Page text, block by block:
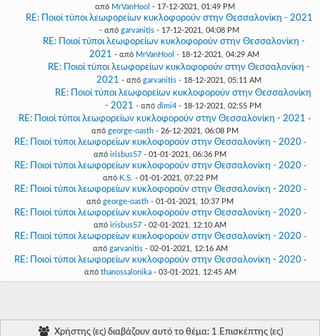
από MrVanHool - 17-12-2021, 01:49 PM
RE: Ποιοί τύποι λεωφορείων κυκλοφορούν στην Θεσσαλονίκη - 2021
- από garvanitis - 17-12-2021, 04:08 PM
RE: Ποιοί τύποι λεωφορείων κυκλοφορούν στην Θεσσαλονίκη -
2021 - από MrVanHool - 18-12-2021, 04:29 AM
RE: Ποιοί τύποι λεωφορείων κυκλοφορούν στην Θεσσαλονίκη -
2021 - από garvanitis- 18-12-2021, 05:11 AM
RE: Ποιοί τύποι λεωφορείων κυκλοφορούν στην Θεσσαλονίκη
- 2021 - από dimi4 - 18-12-2021, 02:55 PM
RE: Ποιοί τύποι λεωφορείων κυκλοφορούν στην Θεσσαλονίκη - 2021 -
από george-oasth- 26-12-2021, 06:08 PM
RE: Ποιοί τύποι λεωφορείων κυκλοφορούν στην Θεσσαλονίκη - 2020 -
από irisbus57 - 01-01-2021, 06:36 PM
RE: Ποιοί τύποι λεωφορείων κυκλοφορούν στην Θεσσαλονίκη - 2020 -
από K.S. - 01-01-2021, 07:22 PM
RE: Ποιοί τύποι λεωφορείων κυκλοφορούν στην Θεσσαλονίκη - 2020 -
από george-oasth - 01-01-2021, 10:37 PM
RE: Ποιοί τύποι λεωφορείων κυκλοφορούν στην Θεσσαλονίκη - 2020 -
από irisbus57 - 02-01-2021, 12:10 AM
RE: Ποιοί τύποι λεωφορείων κυκλοφορούν στην Θεσσαλονίκη - 2020 -
από garvanitis- 02-01-2021, 12:16 AM
RE: Ποιοί τύποι λεωφορείων κυκλοφορούν στην Θεσσαλονίκη - 2020 -
από thanossalonika- 03-01-2021, 12:45 AM
Χρήστης (ες) διαβάζουν αυτό το θέμα: 1 Επισκέπτης (ες)